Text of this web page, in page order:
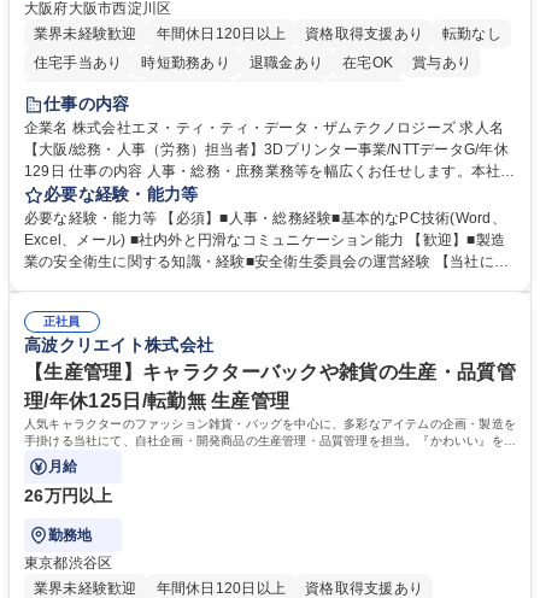
大阪府大阪市西淀川区
業界未経験歓迎
年間休日120日以上 資格取得支援あり
転勤なし
住宅手当あり
時短勤務あり 退職金あり 在宅OK
賞与あり
完全週休2日制
仕事の内容
企業名 株式会社エヌ・ティ・ティ・データ・ザムテクノロジーズ 求人名
【大阪/総務・人事（労務）担当者】3Dプリンター事業/NTTデータG/年休
129日 仕事の内容 人事・総務・庶務業務等を幅広くお任せします。本社コ
ーポレート部門と連携しながら、決められた業務だけではなく、社員や現
場を支えるバックオフィス担当として状況に応じて柔軟に対応いただくこ
とを期待します。 【詳細】■入退社手続き、社員情報管理■入社時オリエ
ンテーションの実施■勤怠・各種申請内容の確認■採用業務のサポート■来
生に関する業務等■健康診断、産業医面談、休職・復職手続き等の労務サ
ポート■社内ルールの運用・各種社内案内■その他、拠点運営に関わる管理
部門業務 募集職種 【大阪/総務・人事（労務）担当者】3Dプリンター事
業/NTTデータG/年休129日
必要な経験・能力等
必要な経験・能力等 【必須】■人事・総務経験■基本的なPC技術(Word、
Excel、メール) ■社内外と円滑なコミュニケーション能力 【歓迎】■製造
業の安全衛生に関する知識・経験■安全衛生委員会の運営経験 【当社につ
アが磨けます。 ◎NTTデータグループであり福利厚生は充実しているとと
もに、働き方改革も推進しています。 学歴・資格 学歴：大学院 大学 高専
短大 専修学校 語学力： 資格：
正社員
高波クリエイト株式会社
【生産管理】キャラクターバックや雑貨の生産・品質管
理/年休125日/転勤無 生産管理
人気キャラクターのファッション雑貨・バッグを中心に、多彩なアイテムの企画・製造を
手掛ける当社にて、自社企画・開発商品の生産管理・品質管理を担当。『かわいい』を届
けるやりがいのあるポジションです。
月給
26万円以上
勤務地
東京都渋谷区
業界未経験歓迎
年間休日120日以上
資格取得支援あり